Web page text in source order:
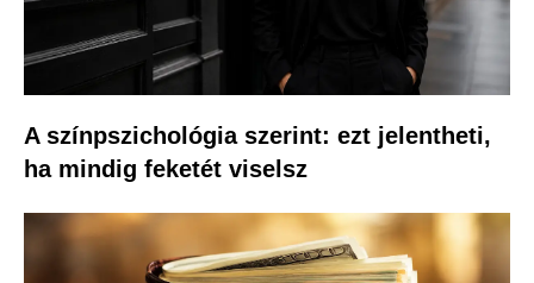
A színpszichológia szerint: ezt jelentheti,
ha mindig feketét viselsz